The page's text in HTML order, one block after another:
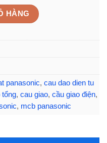
Panasonic 1P 50A 10KA số
HÀNG
panasonic, cau dao dien tu
tổng, cau giao, cầu giao điện,
, mcb panasonic